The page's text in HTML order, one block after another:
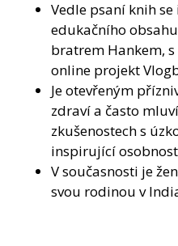
Vedle psaní knih
edukačního
bratrem Hankem,
online projekt
Je otevřeným
zdraví a často
zkušenostech s
inspirující
V současnosti je
svou rodinou v